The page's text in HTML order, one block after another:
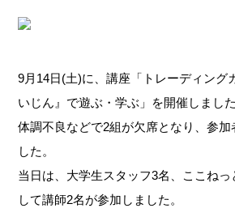
9月14日(土)に、講座「トレーディング
いじん』で遊ぶ・学ぶ」を開催しまし
体調不良などで2組が欠席となり、参加
した。
当日は、大学生スタッフ3名、ここね
して講師2名が参加しました。